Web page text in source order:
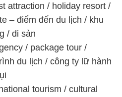
attraction / holiday resort /
– điểm đến du lịch / khu
/ di sản
/ package tour /
du lịch / công ty lữ hành
tourism / cultural